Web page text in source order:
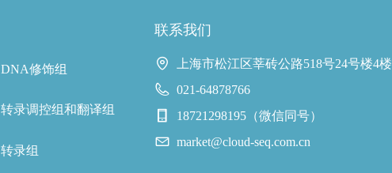
DNA修饰组
转录调控组和翻译组
转录组
联系我们
上海市松江区莘砖公路518号24号楼4楼
021-64878766
18721298195（微信同号）
market@cloud-seq.com.cn